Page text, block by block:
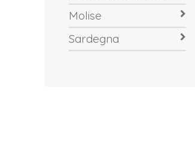
Molise
Sardegna